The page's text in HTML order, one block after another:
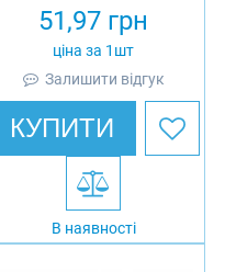
сітчастого лотка 100,
оцинкована, Ardic
51,97 грн
ціна за 1шт
Залишити відгук
КУПИТИ
В наявності